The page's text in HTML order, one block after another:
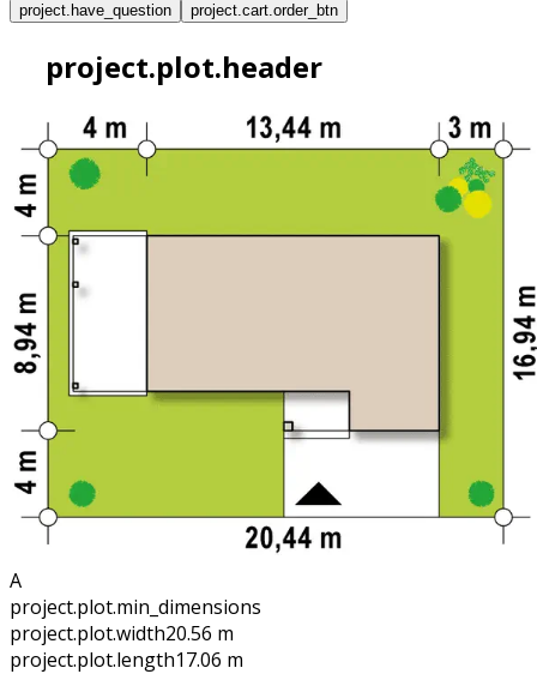
project.have_question project.cart.order_btn
project.plot.header
A
project.plot.min_dimensions
project.plot.width20.56 m
project.plot.length17.06 m